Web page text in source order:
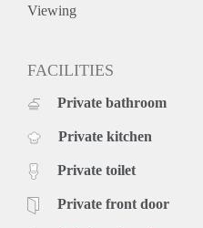
Viewing
FACILITIES
Private bathroom
Private kitchen
Private toilet
Private front door